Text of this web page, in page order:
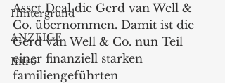
Hintergrund
ANZEIGE
Intro
Asset Deal die Gerd van Well &
Co. übernommen. Damit ist die
Gerd van Well & Co. nun Teil
einer finanziell starken
familiengeführten